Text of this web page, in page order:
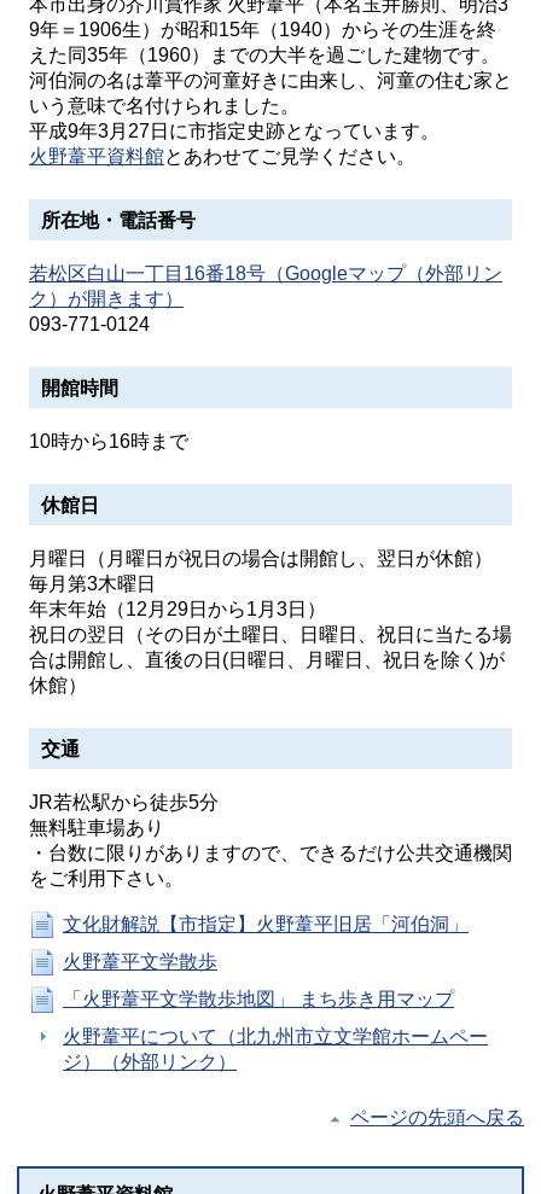
本市出身の芥川賞作家 火野葦平（本名玉井勝則、明治3
9年＝1906生）が昭和15年（1940）からその生涯を終
えた同35年（1960）までの大半を過ごした建物です。
河伯洞の名は葦平の河童好きに由来し、河童の住む家と
いう意味で名付けられました。
平成9年3月27日に市指定史跡となっています。
火野葦平資料館とあわせてご見学ください。
所在地・電話番号
若松区白山一丁目16番18号（Googleマップ（外部リン
ク）が開きます）
093-771-0124
開館時間
10時から16時まで
休館日
月曜日（月曜日が祝日の場合は開館し、翌日が休館）
毎月第3木曜日
年末年始（12月29日から1月3日）
祝日の翌日（その日が土曜日、日曜日、祝日に当たる場
合は開館し、直後の日(日曜日、月曜日、祝日を除く)が
休館）
交通
JR若松駅から徒歩5分
無料駐車場あり
・台数に限りがありますので、できるだけ公共交通機関
をご利用下さい。
文化財解説【市指定】火野葦平旧居「河伯洞」
火野葦平文学散歩
「火野葦平文学散歩地図」 まち歩き用マップ
火野葦平について（北九州市立文学館ホームペー
ジ）（外部リンク）
ページの先頭へ戻る